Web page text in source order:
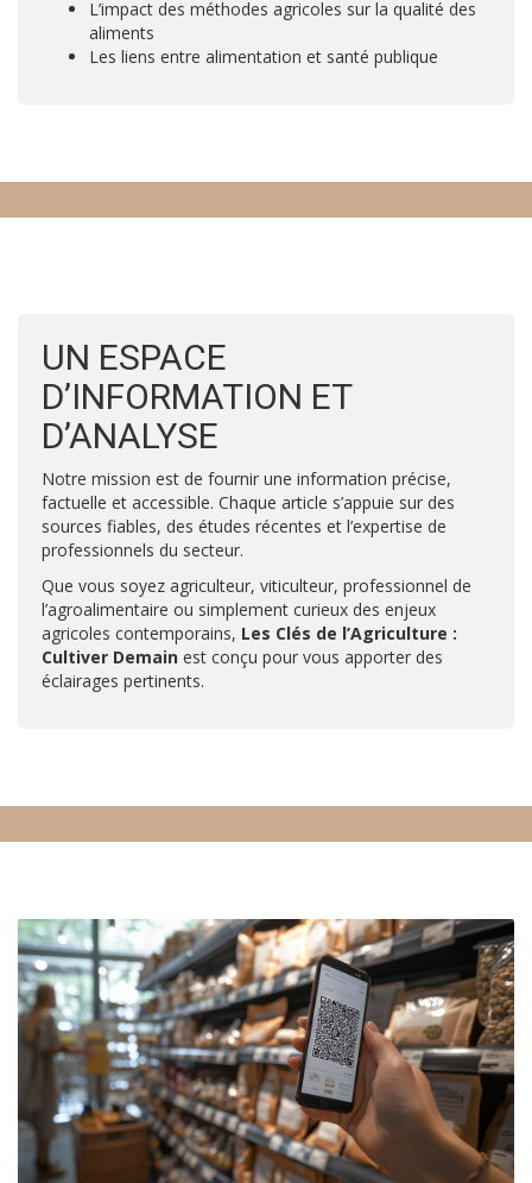
L’impact des méthodes agricoles sur la qualité des
aliments
Les liens entre alimentation et santé publique
UN ESPACE
D’INFORMATION ET
D’ANALYSE
Notre mission est de fournir une information précise,
factuelle et accessible. Chaque article s’appuie sur des
sources fiables, des études récentes et l’expertise de
professionnels du secteur.
Que vous soyez agriculteur, viticulteur, professionnel de
l’agroalimentaire ou simplement curieux des enjeux
agricoles contemporains, Les Clés de l’Agriculture :
Cultiver Demain est conçu pour vous apporter des
éclairages pertinents.